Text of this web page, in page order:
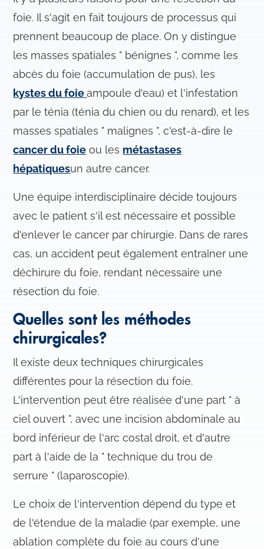
e
m
t
foie. Il s'agit en fait toujours de processus qui
prennent beaucoup de place. On y distingue
les masses spatiales " bénignes ", comme les
abcès du foie (accumulation de pus), les
kystes du foieampoule d'eau) et l'infestation
par le ténia (ténia du chien ou du renard), et les
masses spatiales " malignes ", c'est-à-dire le
cancer du foie ou les métastases
hépatiquesun autre cancer.
Une équipe interdisciplinaire décide toujours
avec le patient s'il est nécessaire et possible
d'enlever le cancer par chirurgie. Dans de rares
cas, un accident peut également entraîner une
déchirure du foie, rendant nécessaire une
résection du foie.
Quelles sont les méthodes
chirurgicales?
Il existe deux techniques chirurgicales
différentes pour la résection du foie.
L'intervention peut être réalisée d'une part " à
ciel ouvert ", avec une incision abdominale au
bord inférieur de l'arc costal droit, et d'autre
part à l'aide de la " technique du trou de
serrure " (laparoscopie).
Le choix de l'intervention dépend du type et
de l'étendue de la maladie (par exemple, une
ablation complète du foie au cours d'une